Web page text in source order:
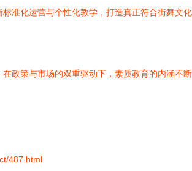
准化运营与个性化教学，打造真正符合街舞文
政策与市场的双重驱动下，素质教育的内涵不
487.html